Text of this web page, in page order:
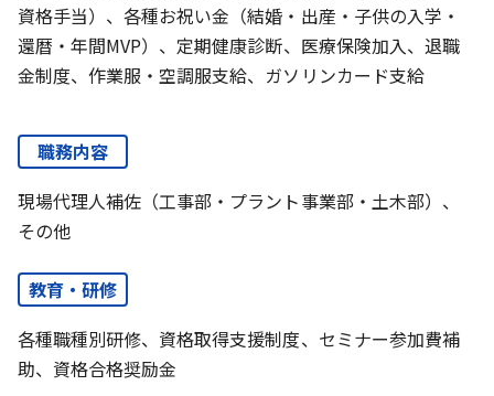
資格手当）、各種お祝い金（結婚・出産・子供の入学・
還暦・年間MVP）、定期健康診断、医療保険加入、退職
金制度、作業服・空調服支給、ガソリンカード支給
職務内容
現場代理人補佐（工事部・プラント事業部・土木部）、
その他
教育・研修
各種職種別研修、資格取得支援制度、セミナー参加費補
助、資格合格奨励金